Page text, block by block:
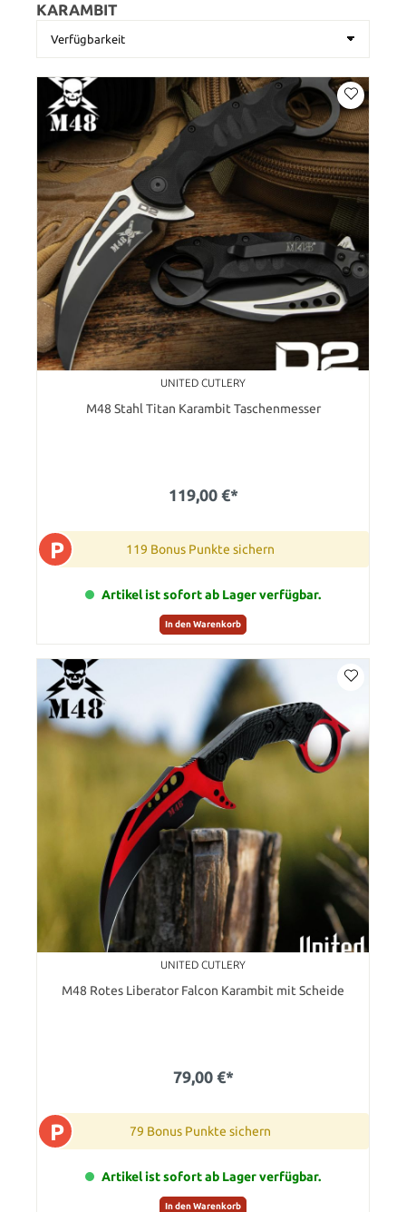
KARAMBIT
UNITED CUTLERY
M48 Stahl Titan Karambit Taschenmesser
119,00 €*
P 119 Bonus Punkte sichern
Artikel ist sofort ab Lager verfügbar.
In den Warenkorb
UNITED CUTLERY
M48 Rotes Liberator Falcon Karambit mit Scheide
79,00 €*
P 79 Bonus Punkte sichern
Artikel ist sofort ab Lager verfügbar.
In den Warenkorb